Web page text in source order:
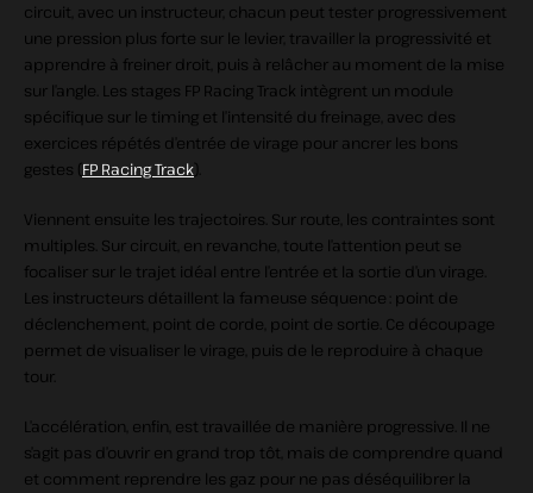
circuit, avec un instructeur, chacun peut tester progressivement
une pression plus forte sur le levier, travailler la progressivité et
apprendre à freiner droit, puis à relâcher au moment de la mise
sur l’angle. Les stages FP Racing Track intègrent un module
spécifique sur le timing et l’intensité du freinage, avec des
exercices répétés d’entrée de virage pour ancrer les bons
gestes (FP Racing Track).
Viennent ensuite les trajectoires. Sur route, les contraintes sont
multiples. Sur circuit, en revanche, toute l’attention peut se
focaliser sur le trajet idéal entre l’entrée et la sortie d’un virage.
Les instructeurs détaillent la fameuse séquence : point de
déclenchement, point de corde, point de sortie. Ce découpage
permet de visualiser le virage, puis de le reproduire à chaque
tour.
L’accélération, enfin, est travaillée de manière progressive. Il ne
s’agit pas d’ouvrir en grand trop tôt, mais de comprendre quand
et comment reprendre les gaz pour ne pas déséquilibrer la